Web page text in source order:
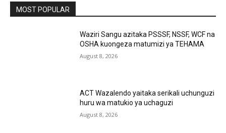
MOST POPULAR
Waziri Sangu azitaka PSSSF, NSSF, WCF na
OSHA kuongeza matumizi ya TEHAMA
August 8, 2026
ACT Wazalendo yaitaka serikali uchunguzi
huru wa matukio ya uchaguzi
August 8, 2026